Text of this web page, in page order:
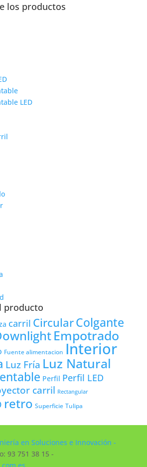
los productos
LED
producto
carril CircularColgante
Empotrado
Fuente alimentacion Interior
Luz Fría Luz Natural
Perfil Perfil LED
carril Rectangular
retro Superficie Tulipa
en Soluciones e Innovación -
93 751 38 15 -